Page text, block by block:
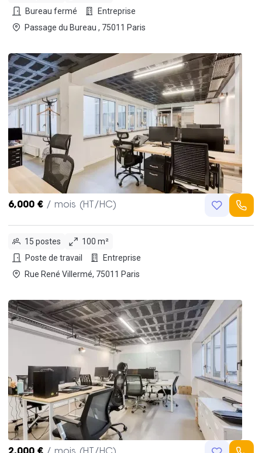
Bureau fermé
Entreprise
Passage du Bureau , 75011 Paris
6,000 € / mois (HT/HC)
15 postes
100 m²
Poste de travail
Entreprise
Rue René Villermé, 75011 Paris